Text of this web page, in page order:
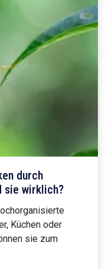
durch
sie wirklich?
Küchen oder
sie zum